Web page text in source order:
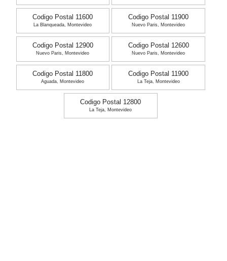
Codigo Postal 11600
La Blanqueada, Montevideo
Codigo Postal 11900
Nuevo Paris, Montevideo
Codigo Postal 12900
Nuevo Paris, Montevideo
Codigo Postal 12600
Nuevo Paris, Montevideo
Codigo Postal 11800
Aguada, Montevideo
Codigo Postal 11900
La Teja, Montevideo
Codigo Postal 12800
La Teja, Montevideo